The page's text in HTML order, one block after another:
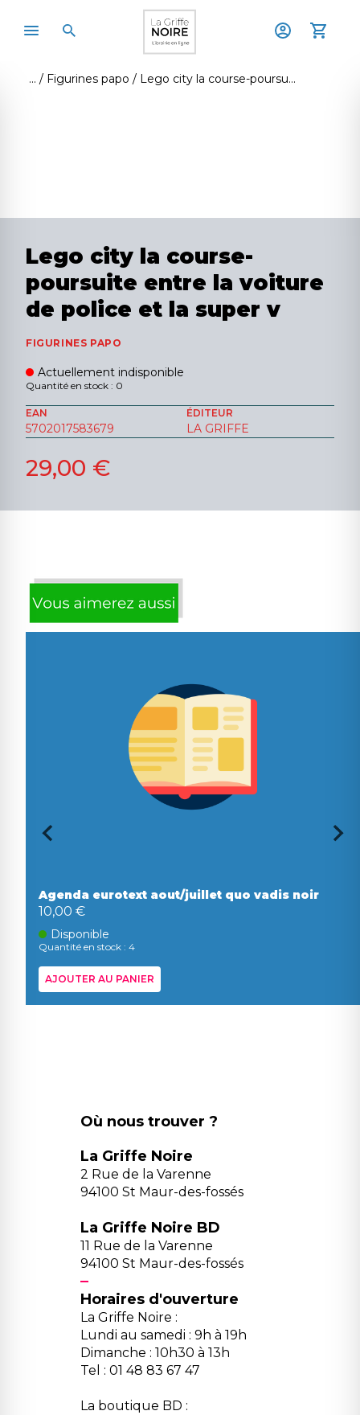
Figurines papo Lego city la course-poursuite entre la voiture de police et la super v
Lego city la course-
poursuite entre la voiture
de police et la super v
FIGURINES PAPO
Actuellement indisponible
Quantité en stock : 0
EAN
5702017583679
ÉDITEUR
LA GRIFFE
29,00 €
Agenda eurotext aout/juillet quo vadis noir
10,00 €
Disponible
Quantité en stock : 4
AJOUTER AU PANIER
Où nous trouver ?
La Griffe Noire
2 Rue de la Varenne
94100 St Maur-des-fossés
La Griffe Noire BD
11 Rue de la Varenne
94100 St Maur-des-fossés
Horaires d'ouverture
La Griffe Noire :
Lundi au samedi : 9h à 19h
Dimanche : 10h30 à 13h
Tel : 01 48 83 67 47
La boutique BD :